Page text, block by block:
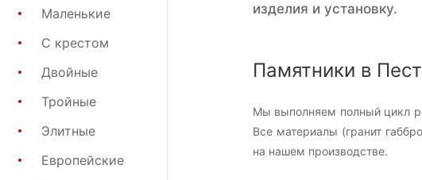
Маленькие
С крестом
Двойные
Тройные
Элитные
Европейские
изделия и установку.
Памятники в
Мы выполняем полный цикл
Все материалы (гранит
на нашем производстве.